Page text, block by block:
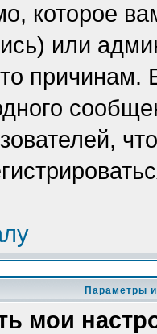
которое
или
Параметры
мои